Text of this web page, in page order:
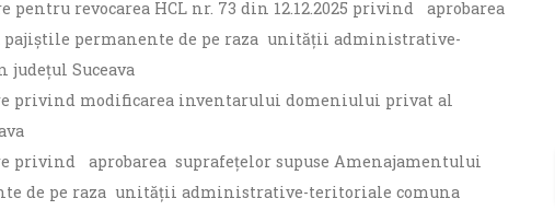
pentru revocarea HCL nr. 73 din 12.12.2025 privind aprobarea
permanente de pe raza unității administrative-
Suceava
privind modificarea inventarului domeniului privat al
privind aprobarea suprafețelor supuse Amenajamentului
de pe raza unității administrative-teritoriale comuna